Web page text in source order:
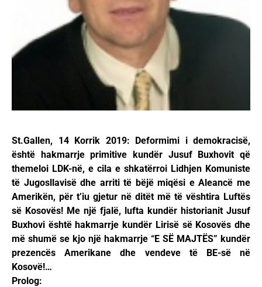
St.Gallen, 14 Korrik 2019: Deformimi i demokracisë,
është hakmarrje primitive kundër Jusuf Buxhovit që
themeloi LDK-në, e cila e shkatërroi Lidhjen Komuniste
të Jugosllavisë dhe arriti të bëjë miqësi e Aleancë me
Amerikën, për t’iu gjetur në ditët më të vështira Luftës
së Kosovës! Me një fjalë, lufta kundër historianit Jusuf
Buxhovi është hakmarrje kundër Lirisë së Kosovës dhe
më shumë se kjo një hakmarrje “E SË MAJTËS” kundër
prezencës Amerikane dhe vendeve të BE-së në
Kosovë!…
Prolog: